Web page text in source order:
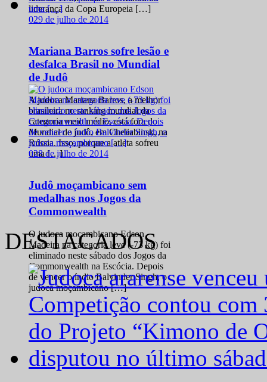
liderança da Copa Europeia […]
029 de julho de 2014
Mariana Barros sofre lesão e
desfalca Brasil no Mundial
de Judô
A judoca Mariana Barros, a melhor
brasileira no ranking mundial da
categoria meio médio, está fora do
Mundial de judô, em Cheliabinsk, na
Rússia. Isso, porque a atleta sofreu
uma […]
028 de julho de 2014
Judô moçambicano sem
medalhas nos Jogos da
Commonwealth
O judoca moçambicano Edson
Madeira na categoria leve (-73 kg) foi
eliminado neste sábado dos Jogos da
Commonwealth na Escócia. Depois
de vencer o índio Balvinder Singh, o
judoca moçambicano […]
DESTACADOS